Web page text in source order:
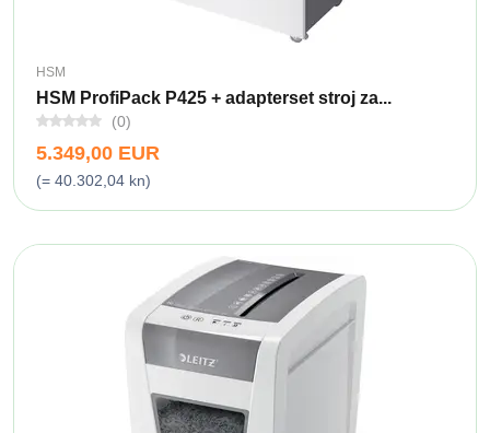
HSM
HSM ProfiPack P425 + adapterset stroj za...
(0)
5.349,00 EUR
(= 40.302,04 kn)